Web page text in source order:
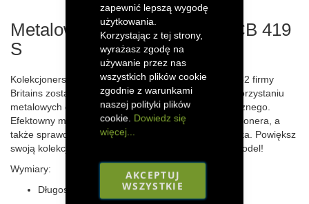
zapewnić lepszą wygodę
użytkowania.
Korzystając z tej strony,
wyrażasz zgodę na
używanie przez nas
wszystkich plików cookie
zgodnie z warunkami
naszej polityki plików
cookie. Dowiedz się
więcej...
AKCEPTUJ
WSZYSTKIE
Metalowy model ładowarki JCB 419
S
Kolekcjonerski model ładowarki JCB 419 S w skali 1:32 firmy
Britains został szczegółowo odwzorowany dzięki wykorzystaniu
metalowych części oraz elementów z tworzywa sztucznego.
Efektowny model ładowarki zachwyci każdego kolekcjonera, a
także sprawdzi się jako zabawka dla starszego dziecka. Powiększ
swoją kolekcję sprzętu o ten precyzyjnie wykonany model!
Wymiary:
Długość: 22 cm